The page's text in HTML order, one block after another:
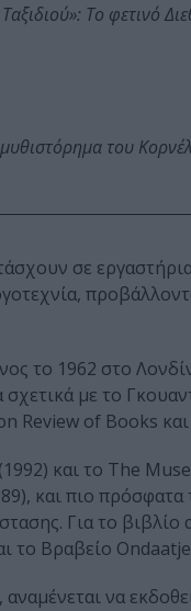
Το φετινό
του
σε
το 1962 στο
με το
Review of Books
και το The
και πιο
Για το
το Βραβείο
να